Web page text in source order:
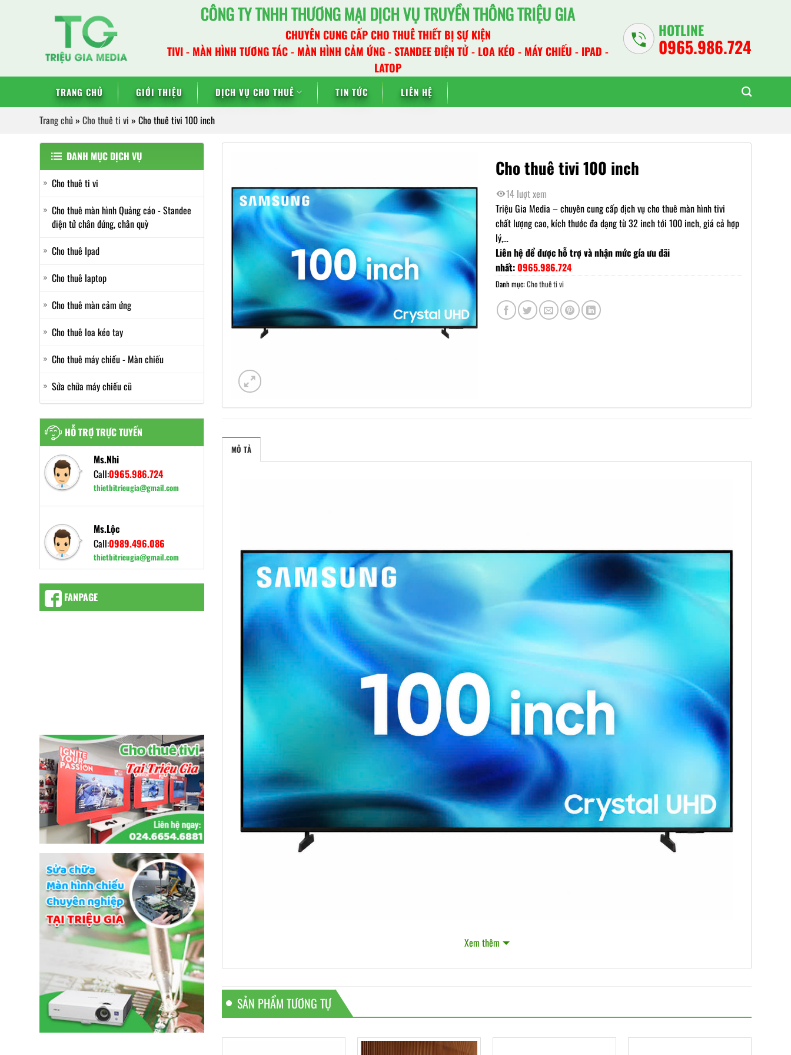
CÔNG TY TNHH THƯƠNG MẠI DỊCH VỤ TRUYỀN THÔNG TRIỆU GIA
CHUYÊN CUNG CẤP CHO THUÊ THIẾT BỊ SỰ KIỆN
TIVI - MÀN HÌNH TƯƠNG TÁC - MÀN HÌNH CẢM ỨNG - STANDEE ĐIỆN TỬ - LOA KÉO - MÁY CHIẾU - IPAD -
LATOP
HOTLINE
0965.986.724
TRANG CHỦ GIỚI THIỆU DỊCH VỤ CHO THUÊ TIN TỨC LIÊN HỆ
Trang chủ » Cho thuê ti vi » Cho thuê tivi 100 inch
DANH MỤC DỊCH VỤ
Cho thuê ti vi
Cho thuê màn hình Quảng cáo - Standee
điện tử chân đứng, chân quỳ
Cho thuê Ipad
Cho thuê laptop
Cho thuê màn cảm ứng
Cho thuê loa kéo tay
Cho thuê máy chiếu - Màn chiếu
Sửa chữa máy chiếu cũ
HỖ TRỢ TRỰC TUYẾN
Ms.Nhi
Call:0965.986.724
thietbitrieugia@gmail.com
Ms.Lộc
Call:0989.496.086
thietbitrieugia@gmail.com
FANPAGE
Cho thuê tivi 100 inch
14 lượt xem
Triệu Gia Media – chuyên cung cấp dịch vụ cho thuê màn hình tivi
chất lượng cao, kích thước đa dạng từ 32 inch tới 100 inch, giá cả hợp
lý,…
Liên hệ để được hỗ trợ và nhận mức gía ưu đãi
nhất:0965.986.724
Danh mục:Cho thuê ti vi
MÔ TẢ
THÔNG SỐ KỸ THUẬT
Kích cỡ màn hình:
Xem thêm
SẢN PHẨM TƯƠNG TỰ